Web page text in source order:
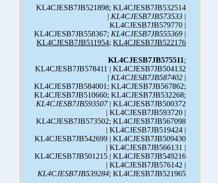
KL4CJESB7JB521898; KL4CJESB7JB532514
| KL4CJESB7JB573533 |
KL4CJESB7JB579770 |
KL4CJESB7JB558367; KL4CJESB7JB555369 |
KL4CJESB7JB511954;KL4CJESB7JB522176
KL4CJESB7JB575511;
KL4CJESB7JB578411 | KL4CJESB7JB504132
| KL4CJESB7JB587402 |
KL4CJESB7JB584001; KL4CJESB7JB567862;
KL4CJESB7JB510660; KL4CJESB7JB532268;
KL4CJESB7JB593507| KL4CJESB7JB500372
| KL4CJESB7JB593720 |
KL4CJESB7JB573502; KL4CJESB7JB567098
| KL4CJESB7JB519424 |
KL4CJESB7JB542699 | KL4CJESB7JB509430
| KL4CJESB7JB566131 |
KL4CJESB7JB501215 | KL4CJESB7JB549216
| KL4CJESB7JB576142 |
KL4CJESB7JB539284; KL4CJESB7JB521965